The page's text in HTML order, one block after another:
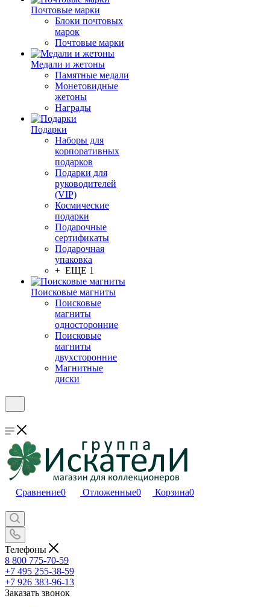
Почтовые марки
Блоки почтовых
марок
Почтовые марки
Медали и жетоны
Памятные медали
Монетовидные
жетоны
Награды
Подарки
Наборы для
корпоративных
подарков
Подарки для
руководителей
(VIP)
Космические
подарки
Подарочные
сертификаты
Подарочная
упаковка
+ ЕЩЕ 1
Поисковые магниты
Поисковые
магниты
односторонние
Поисковые
магниты
двухсторонние
Магнитные
диски
Сравнение0 Отложенные0 Корзина0
Телефоны
8 800 775-70-59
+7 495 255-38-59
+7 926 383-96-13
Заказать звонок